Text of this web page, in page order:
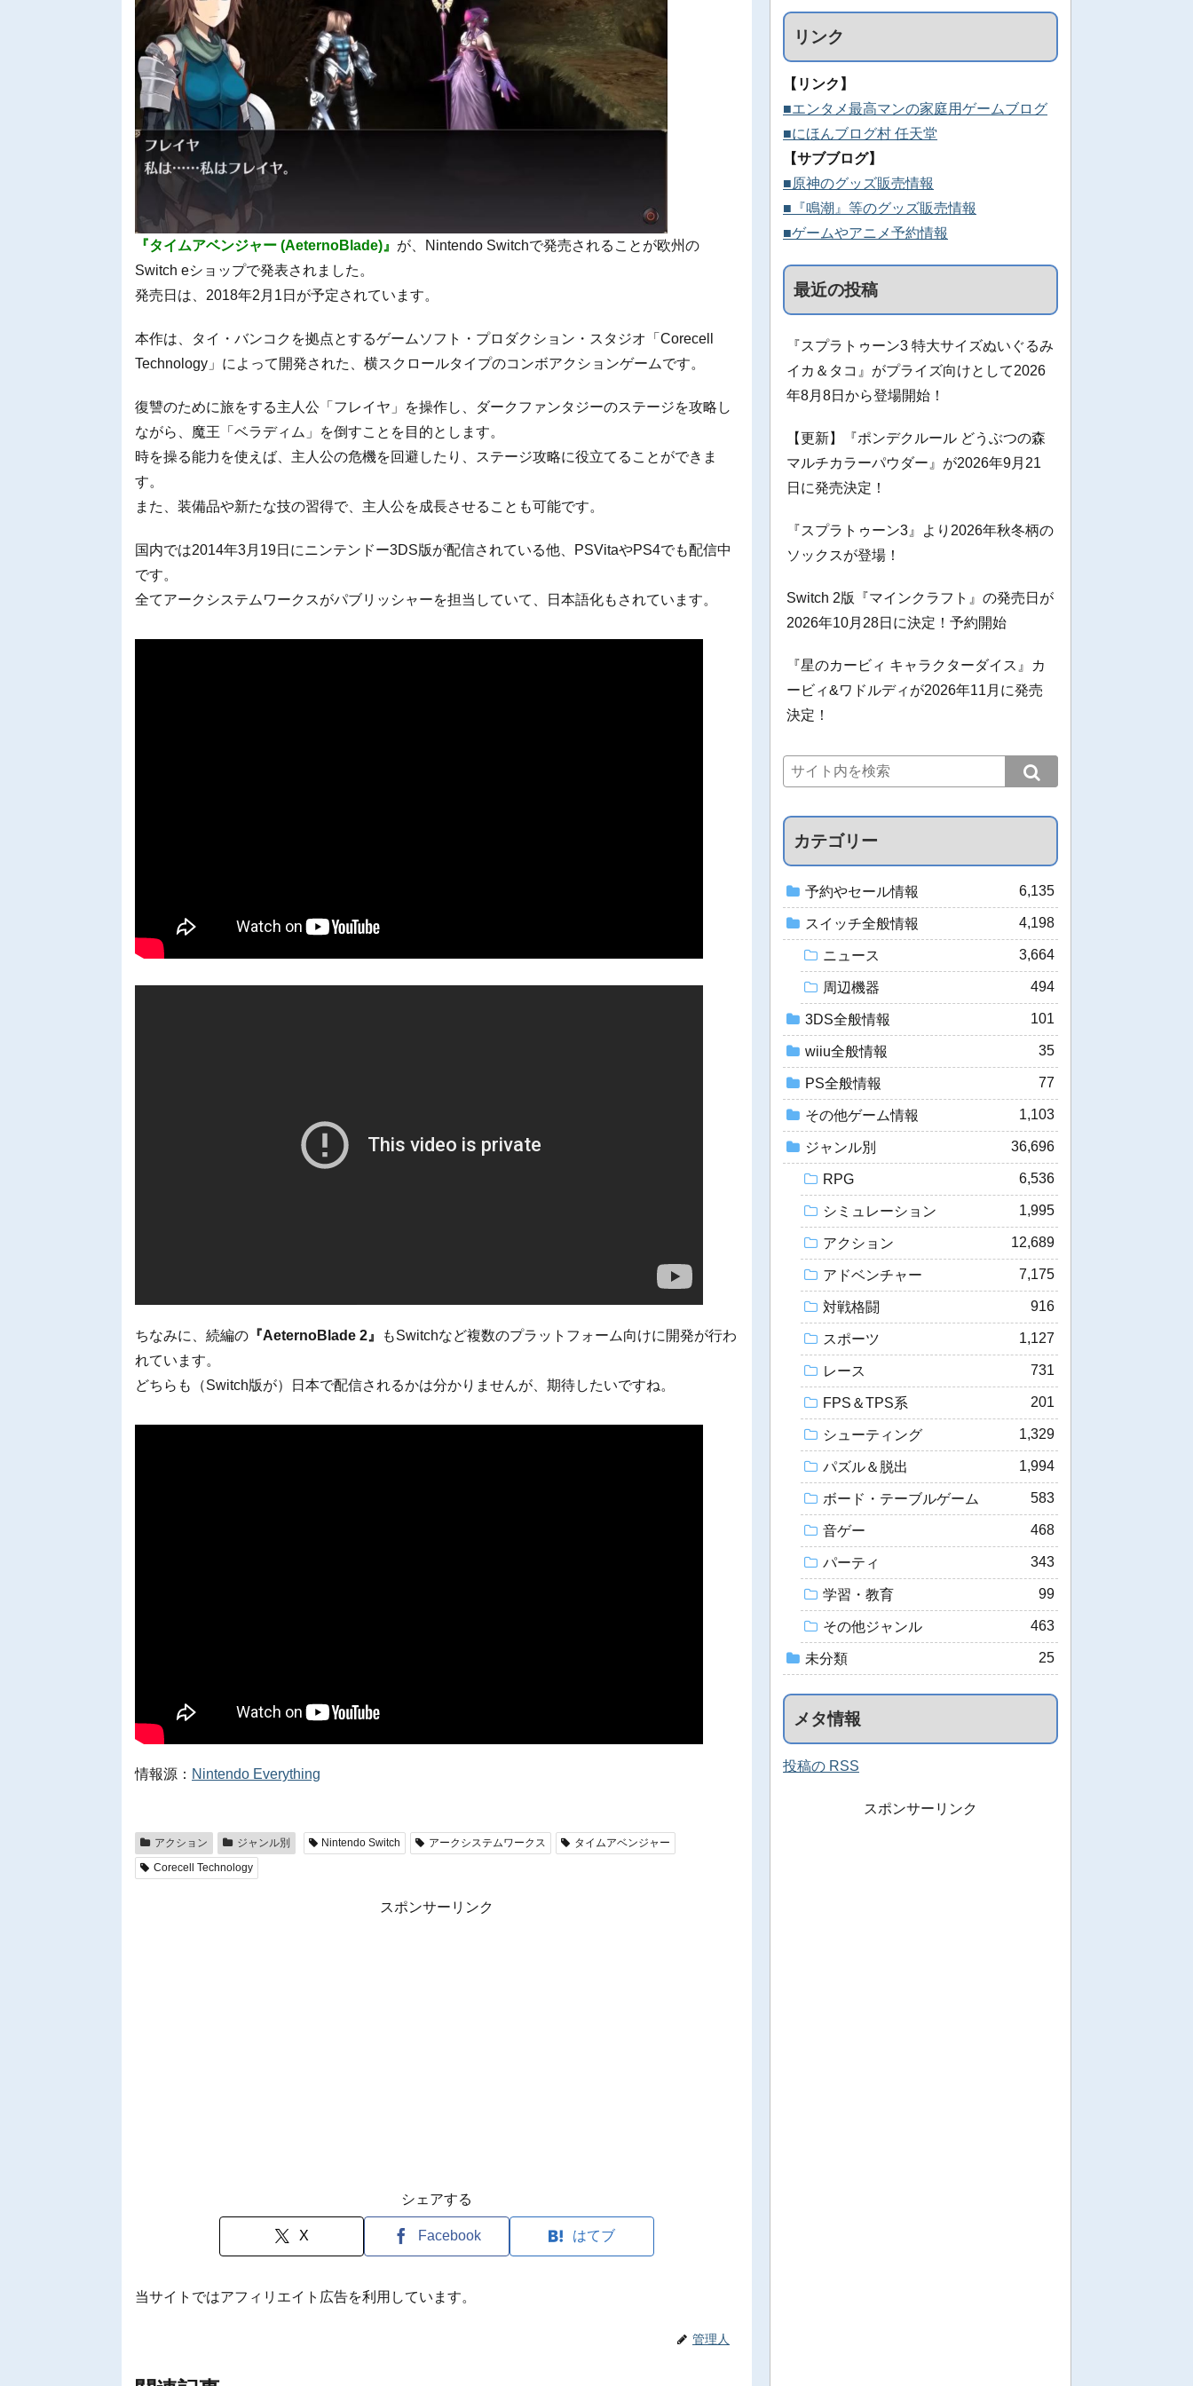
『タイムアベンジャー (AeternoBlade)』 が、Nintendo Switchで発売されることが欧州の
Switch eショップで発表されました。
発売日は、2018年2月1日が予定されています。
本作は、タイ・バンコクを拠点とするゲームソフト・プロダクション・スタジオ「Corecell
Technology」によって開発された、横スクロールタイプのコンボアクションゲームです。
復讐のために旅をする主人公「フレイヤ」を操作し、ダークファンタジーのステージを攻略し
ながら、魔王「ベラディム」を倒すことを目的とします。
時を操る能力を使えば、主人公の危機を回避したり、ステージ攻略に役立てることができま
す。
また、装備品や新たな技の習得で、主人公を成長させることも可能です。
国内では2014年3月19日にニンテンドー3DS版が配信されている他、PSVitaやPS4でも配信中
です。
全てアークシステムワークスがパブリッシャーを担当していて、日本語化もされています。
ちなみに、続編の 『AeternoBlade 2』
もSwitchなど複数のプラットフォーム向けに開発が行わ
れています。
どちらも（Switch版が）日本で配信されるかは分かりませんが、期待したいですね。
情報源： Nintendo Everything
アクション ジャンル別 Nintendo Switch アークシステムワークス
タイムアベンジャー
Corecell Technology
スポンサーリンク
シェアする
X Facebook はてブ
当サイトではアフィリエイト広告を利用しています。
管理人
リンク
【リンク】
■エンタメ最高マンの家庭用ゲームブログ
■にほんブログ村 任天堂
【サブブログ】
■原神のグッズ販売情報
■『鳴潮』等のグッズ販売情報
■ゲームやアニメ予約情報
最近の投稿
『スプラトゥーン3 特大サイズぬいぐるみ
イカ＆タコ』がプライズ向けとして2026
年8月8日から登場開始！
【更新】『ポンデクルール どうぶつの森
マルチカラーパウダー』が2026年9月21
日に発売決定！
『スプラトゥーン3』より2026年秋冬柄の
ソックスが登場！
Switch 2版『マインクラフト』の発売日が
2026年10月28日に決定！予約開始
『星のカービィ キャラクターダイス』カ
ービィ&ワドルディが2026年11月に発売
決定！
カテゴリー
予約やセール情報 6,135
スイッチ全般情報 4,198
ニュース 3,664
周辺機器 494
3DS全般情報 101
wiiu全般情報 35
PS全般情報 77
その他ゲーム情報 1,103
ジャンル別 36,696
RPG 6,536
シミュレーション 1,995
アクション 12,689
アドベンチャー 7,175
対戦格闘 916
スポーツ 1,127
レース 731
FPS＆TPS系 201
シューティング 1,329
パズル＆脱出 1,994
ボード・テーブルゲーム 583
音ゲー 468
パーティ 343
学習・教育 99
その他ジャンル 463
未分類 25
メタ情報
投稿の RSS
スポンサーリンク